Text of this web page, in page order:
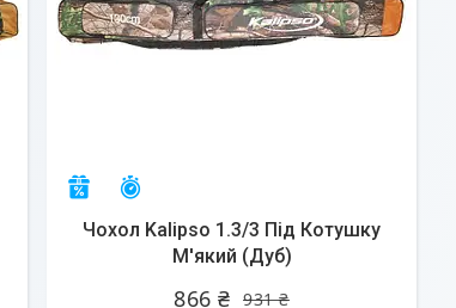
–7%
Чохол Kalipso 1.3/3 Під Котушку
М'який (Дуб)
931 ₴
866 ₴